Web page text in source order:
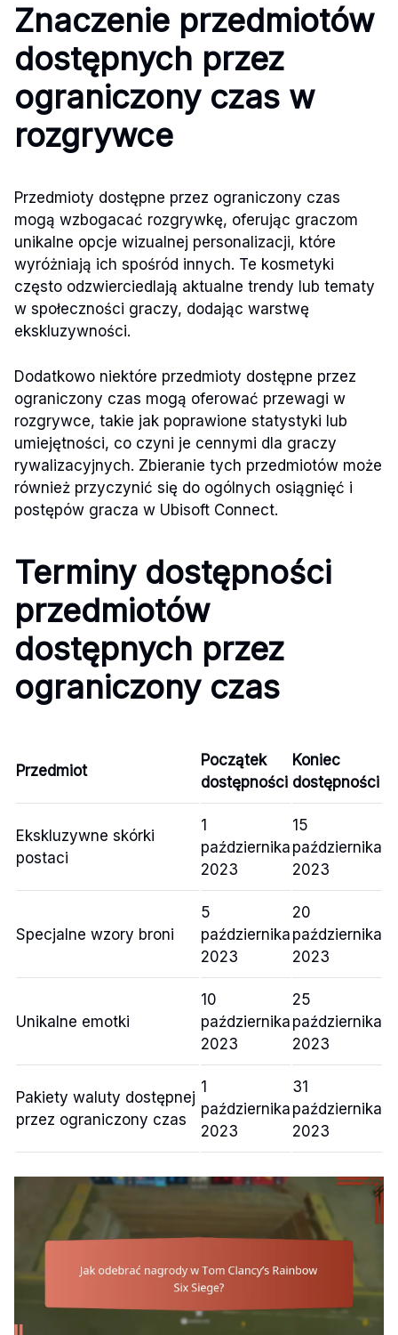
Znaczenie przedmiotów
dostępnych przez
ograniczony czas w
rozgrywce
Przedmioty dostępne przez ograniczony czas
mogą wzbogacać rozgrywkę, oferując graczom
unikalne opcje wizualnej personalizacji, które
wyróżniają ich spośród innych. Te kosmetyki
często odzwierciedlają aktualne trendy lub tematy
w społeczności graczy, dodając warstwę
ekskluzywności.
Dodatkowo niektóre przedmioty dostępne przez
ograniczony czas mogą oferować przewagi w
rozgrywce, takie jak poprawione statystyki lub
umiejętności, co czyni je cennymi dla graczy
rywalizacyjnych. Zbieranie tych przedmiotów może
również przyczynić się do ogólnych osiągnięć i
postępów gracza w Ubisoft Connect.
Terminy dostępności
przedmiotów
dostępnych przez
ograniczony czas
Przedmiot
Początek
dostępności
Koniec
dostępności
Ekskluzywne skórki
postaci
1
października
2023
15
października
2023
Specjalne wzory broni
5
października
2023
20
października
2023
Unikalne emotki
10
października
2023
25
października
2023
Pakiety waluty dostępnej
przez ograniczony czas
1
października
2023
31
października
2023